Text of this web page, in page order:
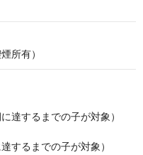
所有）
達するまでの子が対象）
するまでの子が対象）